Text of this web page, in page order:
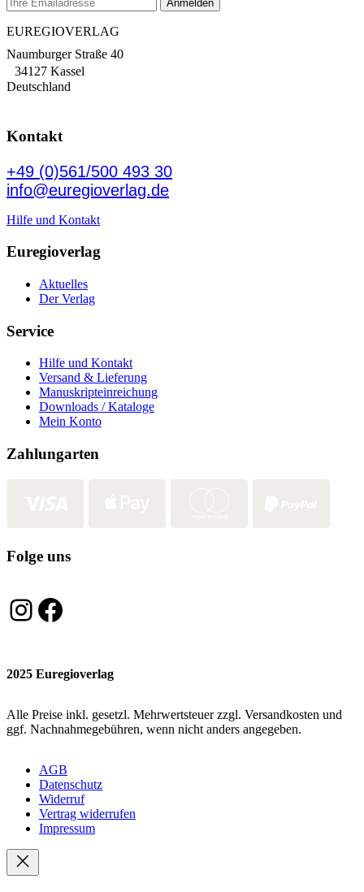
EUREGIOVERLAG
Naumburger Straße 40
34127 Kassel
Deutschland
Kontakt
+49 (0)561/500 493 30
info@euregioverlag.de
Hilfe und Kontakt
Euregioverlag
Aktuelles
Der Verlag
Service
Hilfe und Kontakt
Versand & Lieferung
Manuskripteinreichung
Downloads / Kataloge
Mein Konto
Zahlungarten
Folge uns
Instagram
Facebook
2025 Euregioverlag
Alle Preise inkl. gesetzl. Mehrwertsteuer zzgl. Versandkosten und
ggf. Nachnahmegebühren, wenn nicht anders angegeben.
AGB
Datenschutz
Widerruf
Vertrag widerrufen
Impressum